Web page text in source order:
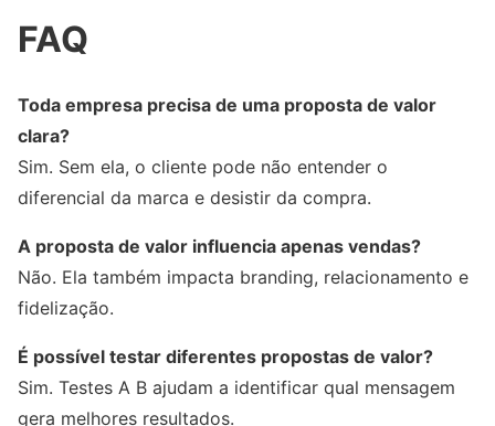
FAQ
Toda empresa precisa de uma proposta de valor
clara?
Sim. Sem ela, o cliente pode não entender o
diferencial da marca e desistir da compra.
A proposta de valor influencia apenas vendas?
Não. Ela também impacta branding, relacionamento e
fidelização.
É possível testar diferentes propostas de valor?
Sim. Testes A B ajudam a identificar qual mensagem
gera melhores resultados.